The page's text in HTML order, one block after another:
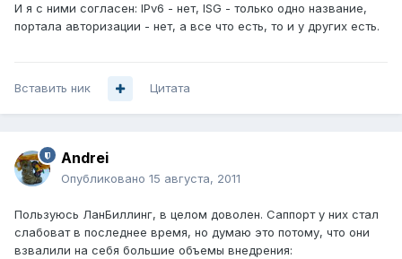
И я с ними согласен: IPv6 - нет, ISG - только одно название,
портала авторизации - нет, а все что есть, то и у других есть.
Вставить ник Цитата
Andrei
Опубликовано 15 августа, 2011
Пользуюсь ЛанБиллинг, в целом доволен. Саппорт у них стал
слабоват в последнее время, но думаю это потому, что они
взвалили на себя большие объемы внедрения: